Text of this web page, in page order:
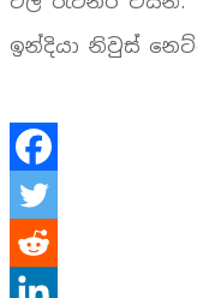
ඉන්දියා නිවුස්